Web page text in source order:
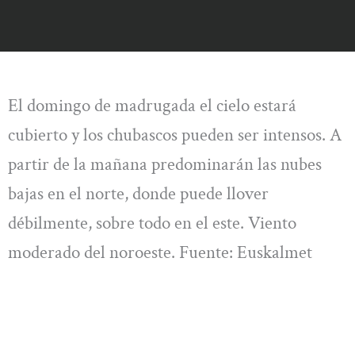
El domingo de madrugada el cielo estará
cubierto y los chubascos pueden ser intensos. A
partir de la mañana predominarán las nubes
bajas en el norte, donde puede llover
débilmente, sobre todo en el este. Viento
moderado del noroeste. Fuente: Euskalmet